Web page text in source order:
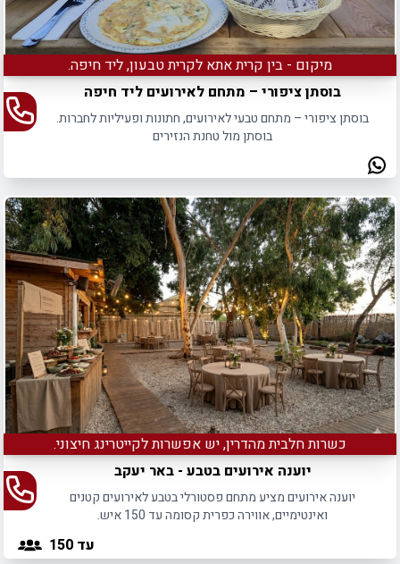
מיקום - בין קרית אתא לקרית טבעון, ליד חיפה.
בוסתן ציפורי – מתחם לאירועים ליד חיפה
בוסתן ציפורי – מתחם טבעי לאירועים, חתונות ופעיליות לחברות.
בוסתן מול טחנת הנזירים
כשרות חלבית מהדרין, יש אפשרות לקייטרינג חיצוני.
יוענה אירועים בטבע - באר יעקב
יוענה אירועים מציע מתחם פסטורלי בטבע לאירועים קטנים
ואינטימיים, אווירה כפרית קסומה עד 150 איש.
עד 150